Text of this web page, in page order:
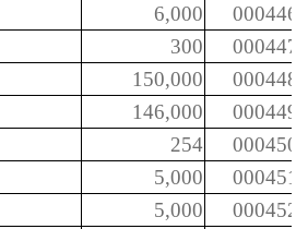
6,000
000446
300
000447
150,000
000448
146,000
000449
254
000450
5,000
000451
5,000
000452